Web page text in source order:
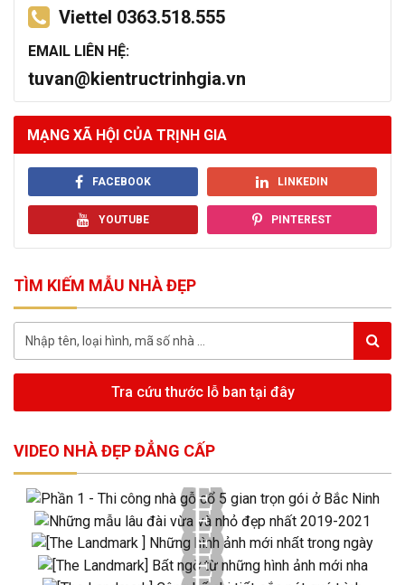
Viettel 0363.518.555
EMAIL LIÊN HỆ:
tuvan@kientructrinhgia.vn
MẠNG XÃ HỘI CỦA TRỊNH GIA
FACEBOOK LINKEDIN
YOUTUBE PINTEREST
TÌM KIẾM MẪU NHÀ ĐẸP
Tra cứu thước lỗ ban tại đây
VIDEO NHÀ ĐẸP ĐẲNG CẤP